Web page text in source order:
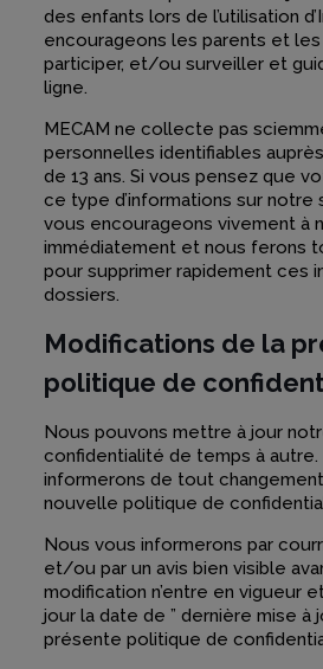
des enfants lors de l’utilisation
encourageons les parents et
participer, et/ou surveiller et
ligne.
MECAM ne collecte pas
personnelles identifiables
de 13 ans. Si vous pensez que
ce type d’informations sur notre
vous encourageons vivement à
immédiatement et nous ferons
pour supprimer rapidement ces
dossiers.
Modifications de la
politique de
Nous pouvons mettre à jour
confidentialité de temps à autre.
informerons de tout
nouvelle politique de
Nous vous informerons par
et/ou par un avis bien visible
modification n’entre en vigueur
jour la date de ” dernière mise à
présente politique de